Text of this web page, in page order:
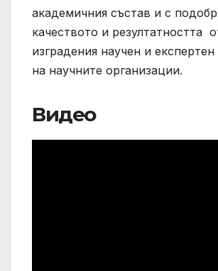
академичния състав и с
качеството и резултатността
изградения научен и
на научните организации.
Видео